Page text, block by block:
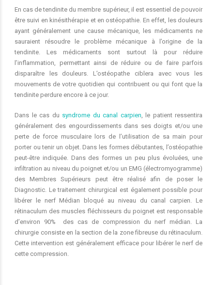
En cas de tendinite du membre supérieur, il est essentiel de pouvoir
être suivi en kinésithérapie et en ostéopathie. En effet, les douleurs
ayant généralement une cause mécanique, les médicaments ne
sauraient résoudre le problème mécanique à l’origine de la
tendinite. Les médicaments sont surtout là pour réduire
l’inflammation, permettant ainsi de réduire ou de faire parfois
disparaître les douleurs. L’ostéopathe ciblera avec vous les
mouvements de votre quotidien qui contribuent ou qui font que la
tendinite perdure encore à ce jour.
Dans le cas du syndrome du canal carpien, le patient ressentira
généralement des engourdissements dans ses doigts et/ou une
perte de force musculaire lors de l’utilisation de sa main pour
porter ou tenir un objet. Dans les formes débutantes, l’ostéopathie
peut-être indiquée. Dans des formes un peu plus évoluées, une
infiltration au niveau du poignet et/ou un EMG (électromyogramme)
des Membres Supérieurs peut être réalisé afin de poser le
Diagnostic. Le traitement chirurgical est également possible pour
libérer le nerf Médian bloqué au niveau du canal carpien. Le
rétinaculum des muscles fléchisseurs du poignet est responsable
d’environ 90% des cas de compression du nerf médian. La
chirurgie consiste en la section de la zone fibreuse du rétinaculum.
Cette intervention est généralement efficace pour libérer le nerf de
cette compression.